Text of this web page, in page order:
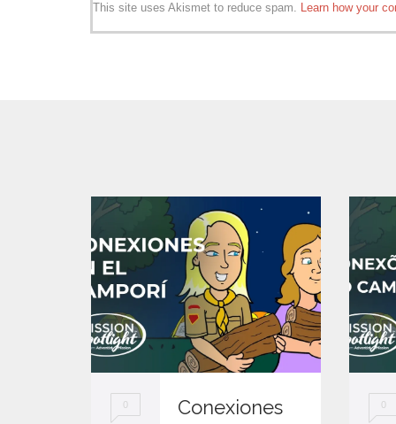
This site uses Akismet to reduce spam. Learn how your
0
Conexiones
0